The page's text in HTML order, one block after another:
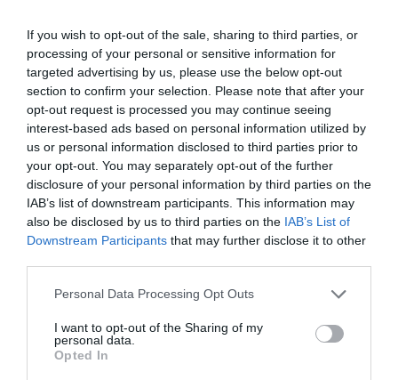
If you wish to opt-out of the sale, sharing to third parties, or
processing of your personal or sensitive information for
targeted advertising by us, please use the below opt-out
section to confirm your selection. Please note that after your
opt-out request is processed you may continue seeing
interest-based ads based on personal information utilized by
us or personal information disclosed to third parties prior to
your opt-out. You may separately opt-out of the further
disclosure of your personal information by third parties on the
IAB’s list of downstream participants. This information may
also be disclosed by us to third parties on the IAB’s List of
Downstream Participants that may further disclose it to other
Personal Data Processing Opt Outs
I want to opt-out of the Sharing of my
personal data.
Opted In
Σε κίνδυνο η ελαιοκαλλιέργεια από
τη νέα ΚΑΠ
18/12/2014 20:37
Υποβάθμιση της ελαιοκαλλιέργειας στο πλαίσιο
της νέας ΚΑΠ βλέπει ο Σύνδεσμος Ελαιοκομικών
Δήμων Κρήτης, καθώς, όπως υποστηρίζει, από...
Η Κεντρική Αγορά Καλαμάτας
κερδίζει τους επισκέπτες
18/12/2014 12:43
ΕΠΑΙΝΟΙ ΣΤΟΝ «ΓΑΣΤΡΟΝΟΜΟ» Η αξία της
Κεντρικής Αγοράς Καλαμάτας είναι γνωστή στους
ντόπιους. Την κατανοούν, όμως, και οι...